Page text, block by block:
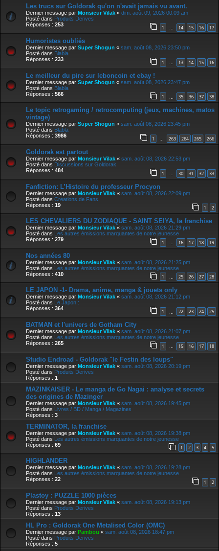
Les trucs sur Goldorak qu'on n'avait jamais vu avant.
Dernier message par Monsieur Vilak « dim. août 09, 2026 00:09 am
Posté dans Produits Derives
Réponses : 253 1 … 14 15 16 17
Humoristes oubliés
Dernier message par Super Shogun « sam. août 08, 2026 23:50 pm
Posté dans Blabla
Réponses : 233 1 … 13 14 15 16
Le meilleur du pire sur leboncoin et ebay !
Dernier message par Super Shogun « sam. août 08, 2026 23:47 pm
Posté dans Blabla
Réponses : 566 1 35 36 37 38
Le topic retrogaming / retrocomputing (jeux, machines, matos
vintage)
Dernier message par Super Shogun « sam. août 08, 2026 23:45 pm
Posté dans Blabla
Réponses : 3986 1 … 263 264 265 266
Goldorak est partout
Dernier message par Monsieur Vilak « sam. août 08, 2026 22:53 pm
Posté dans Discussions sur Goldorak
Réponses : 484 1 30 31 32 33
Fanfiction: L’Histoire du professeur Procyon
Dernier message par Monsieur Vilak « sam. août 08, 2026 22:09 pm
Posté dans Creations de Fans
Réponses : 19 1 2
LES CHEVALIERS DU ZODIAQUE - SAINT SEIYA, la franchise
Dernier message par Monsieur Vilak « sam. août 08, 2026 21:29 pm
Posté dans Les autres émissions marquantes de notre jeunesse
Réponses : 279 1 … 16 17 18 19
Nos années 80
Dernier message par Monsieur Vilak « sam. août 08, 2026 21:25 pm
Posté dans Les autres émissions marquantes de notre jeunesse
Réponses : 410 1 25 26 27 28
LE JAPON -1- Drama, anime, manga & jouets only
Dernier message par Monsieur Vilak « sam. août 08, 2026 21:12 pm
Posté dans Le Japon :
Réponses : 364 1 22 23 24 25
BATMAN et l'univers de Gotham City
Dernier message par Monsieur Vilak « sam. août 08, 2026 21:07 pm
Posté dans Les autres émissions marquantes de notre jeunesse
Réponses : 265 1 … 15 16 17 18
Studio Endroad - Goldorak "le Festin des loups"
Dernier message par Monsieur Vilak « sam. août 08, 2026 20:19 pm
Posté dans Produits Derives
Réponses : 1
MAZINKAISER - Le manga de Go Nagai : analyse et secrets
des origines de Mazinger
Dernier message par Monsieur Vilak « sam. août 08, 2026 19:45 pm
Posté dans Livres / BD / Manga / Magazines
Réponses : 3
TERMINATOR, la franchise
Dernier message par Monsieur Vilak « sam. août 08, 2026 19:38 pm
Posté dans Les autres émissions marquantes de notre jeunesse
Réponses : 69 1 2 3 4 5
HIGHLANDER
Dernier message par Monsieur Vilak « sam. août 08, 2026 19:28 pm
Posté dans
Les autres émissions marquantes de notre jeunesse
Réponses : 22 1 2
Plastoy : PUZZLE 1000 pièces
Dernier message par Monsieur Vilak « sam. août 08, 2026 19:13 pm
Posté dans Produits Derives
Réponses : 13
HL Pro : Goldorak One Metalised Color (OMC)
Dernier message par Pambou « sam. août 08, 2026 18:47 pm
Posté dans Produits Derives
Réponses : 5